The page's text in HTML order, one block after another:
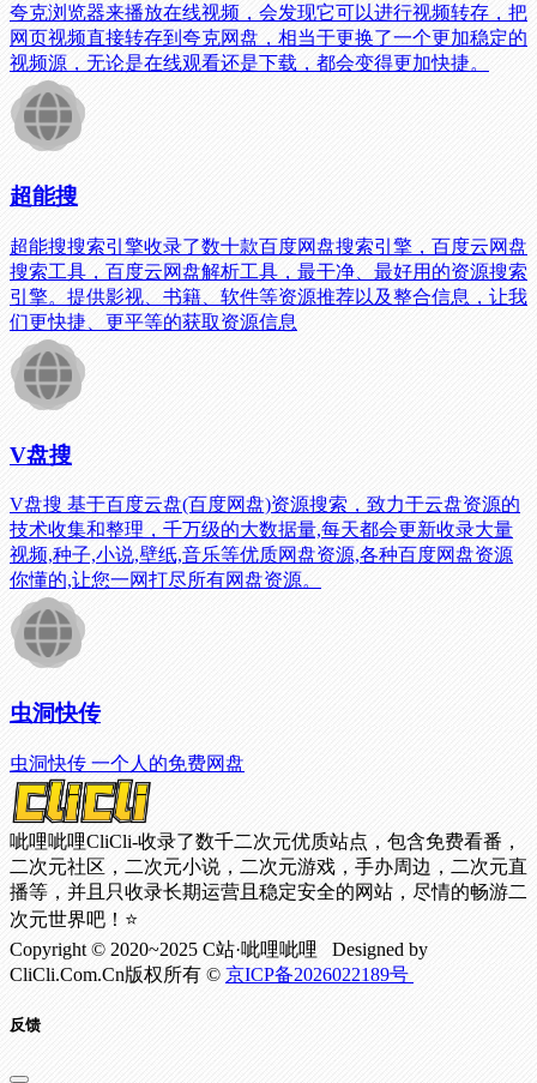
夸克浏览器来播放在线视频，会发现它可以进行视频转存，把
网页视频直接转存到夸克网盘，相当于更换了一个更加稳定的
视频源，无论是在线观看还是下载，都会变得更加快捷。
超能搜
超能搜搜索引擎收录了数十款百度网盘搜索引擎，百度云网盘
搜索工具，百度云网盘解析工具，最干净、最好用的资源搜索
引擎。提供影视、书籍、软件等资源推荐以及整合信息，让我
们更快捷、更平等的获取资源信息
V盘搜
V盘搜 基于百度云盘(百度网盘)资源搜索，致力于云盘资源的
技术收集和整理，千万级的大数据量,每天都会更新收录大量
视频,种子,小说,壁纸,音乐等优质网盘资源,各种百度网盘资源
你懂的,让您一网打尽所有网盘资源。
虫洞快传
虫洞快传 一个人的免费网盘
呲哩呲哩CliCli-收录了数千二次元优质站点，包含免费看番，
二次元社区，二次元小说，二次元游戏，手办周边，二次元直
播等，并且只收录长期运营且稳定安全的网站，尽情的畅游二
次元世界吧！⭐
Copyright © 2020~2025 C站·呲哩呲哩 Designed by
CliCli.Com.Cn版权所有 © 京ICP备2026022189号
反馈